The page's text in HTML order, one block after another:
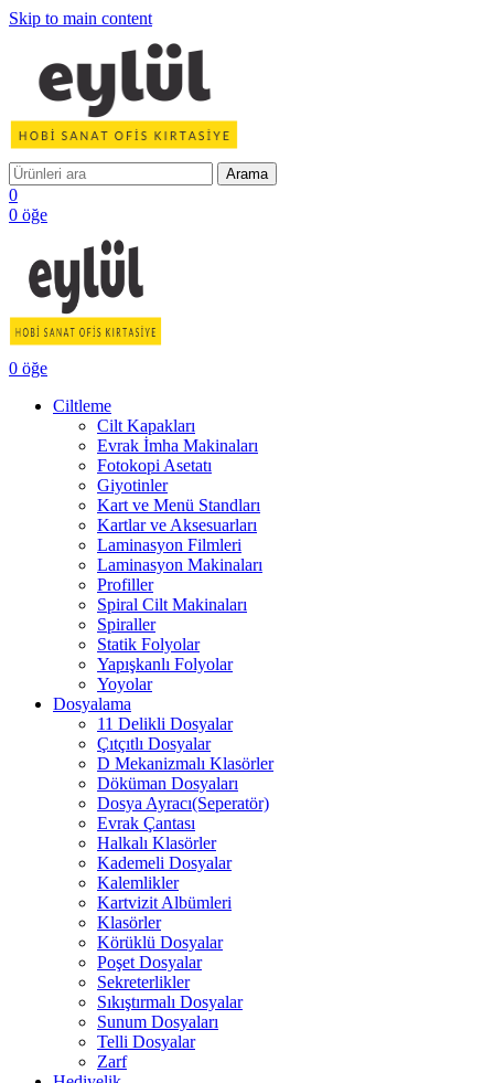
Skip to main content
Arama
0
0 öğe
0 öğe
Ciltleme
Cilt Kapakları
Evrak İmha Makinaları
Fotokopi Asetatı
Giyotinler
Kart ve Menü Standları
Kartlar ve Aksesuarları
Laminasyon Filmleri
Laminasyon Makinaları
Profiller
Spiral Cilt Makinaları
Spiraller
Statik Folyolar
Yapışkanlı Folyolar
Yoyolar
Dosyalama
11 Delikli Dosyalar
Çıtçıtlı Dosyalar
D Mekanizmalı Klasörler
Döküman Dosyaları
Dosya Ayracı(Seperatör)
Evrak Çantası
Halkalı Klasörler
Kademeli Dosyalar
Kalemlikler
Kartvizit Albümleri
Klasörler
Körüklü Dosyalar
Poşet Dosyalar
Sekreterlikler
Sıkıştırmalı Dosyalar
Sunum Dosyaları
Telli Dosyalar
Zarf